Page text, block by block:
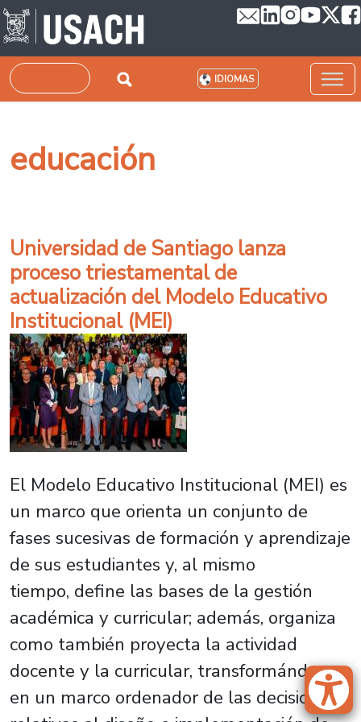
Pasar al contenido principal
Buscar IDIOMAS
educación
Universidad de Santiago lanza
proceso triestamental de
actualización del Modelo Educativo
Institucional (MEI)
El Modelo Educativo Institucional (MEI) es
un marco que orienta un conjunto de
fases sucesivas de formación y aprendizaje
de sus estudiantes y, al mismo
tiempo, define las bases de la gestión
académica y curricular; además, organiza
como también proyecta la actividad
docente y la curricular, transformándose
en un marco ordenador de las decisiones